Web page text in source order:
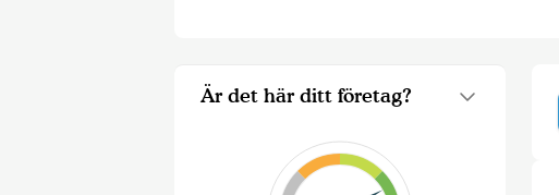
Är det här ditt företag?